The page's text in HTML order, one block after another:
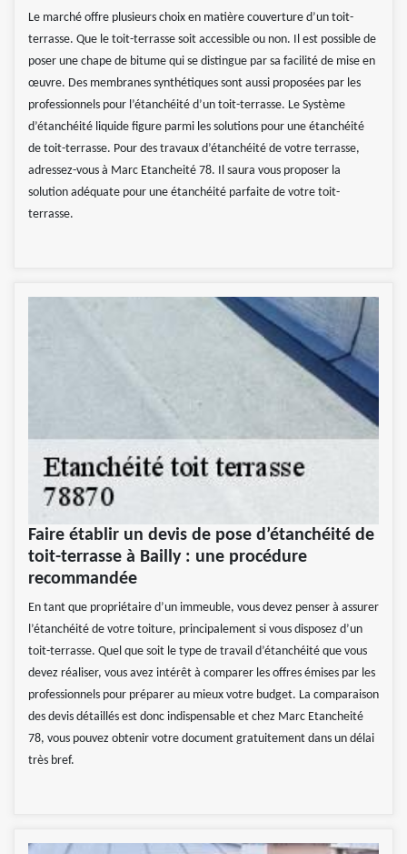
Le marché offre plusieurs choix en matière couverture d’un toit-
terrasse. Que le toit-terrasse soit accessible ou non. Il est possible de
poser une chape de bitume qui se distingue par sa facilité de mise en
œuvre. Des membranes synthétiques sont aussi proposées par les
professionnels pour l’étanchéité d’un toit-terrasse. Le Système
d’étanchéité liquide figure parmi les solutions pour une étanchéité
de toit-terrasse. Pour des travaux d’étanchéité de votre terrasse,
adressez-vous à Marc Etancheité 78. Il saura vous proposer la
solution adéquate pour une étanchéité parfaite de votre toit-
terrasse.
Faire établir un devis de pose d’étanchéité de
toit-terrasse à Bailly : une procédure
recommandée
En tant que propriétaire d’un immeuble, vous devez penser à assurer
l’étanchéité de votre toiture, principalement si vous disposez d’un
toit-terrasse. Quel que soit le type de travail d’étanchéité que vous
devez réaliser, vous avez intérêt à comparer les offres émises par les
professionnels pour préparer au mieux votre budget. La comparaison
des devis détaillés est donc indispensable et chez Marc Etancheité
78, vous pouvez obtenir votre document gratuitement dans un délai
très bref.